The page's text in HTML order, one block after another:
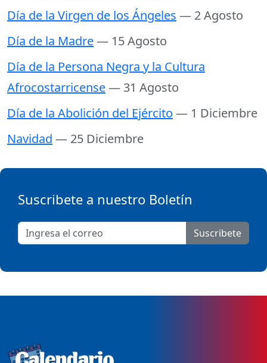
Día de la Virgen de los Ángeles — 2 Agosto
Día de la Madre— 15 Agosto
Día de la Persona Negra y la Cultura
Afrocostarricense— 31 Agosto
Día de la Abolición del Ejército — 1 Diciembre
Navidad — 25 Diciembre
Suscribete a nuestro Boletín
Suscribete